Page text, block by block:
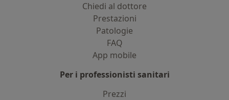
Chiedi al dottore
Prestazioni
Patologie
FAQ
App mobile
Per i professionisti sanitari
Prezzi